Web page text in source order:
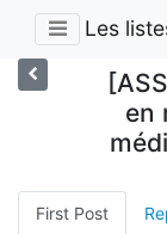
Les
en
First Post